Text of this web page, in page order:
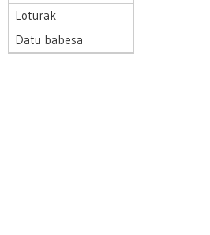
Loturak
Datu babesa